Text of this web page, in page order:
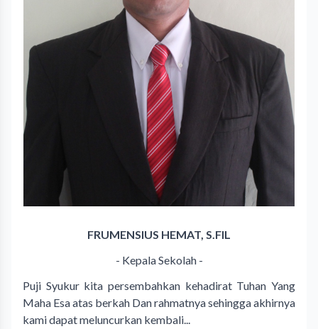
FRUMENSIUS HEMAT, S.FIL
- Kepala Sekolah -
Puji Syukur kita persembahkan kehadirat Tuhan Yang
Maha Esa atas berkah Dan rahmatnya sehingga akhirnya
kami dapat meluncurkan kembali...